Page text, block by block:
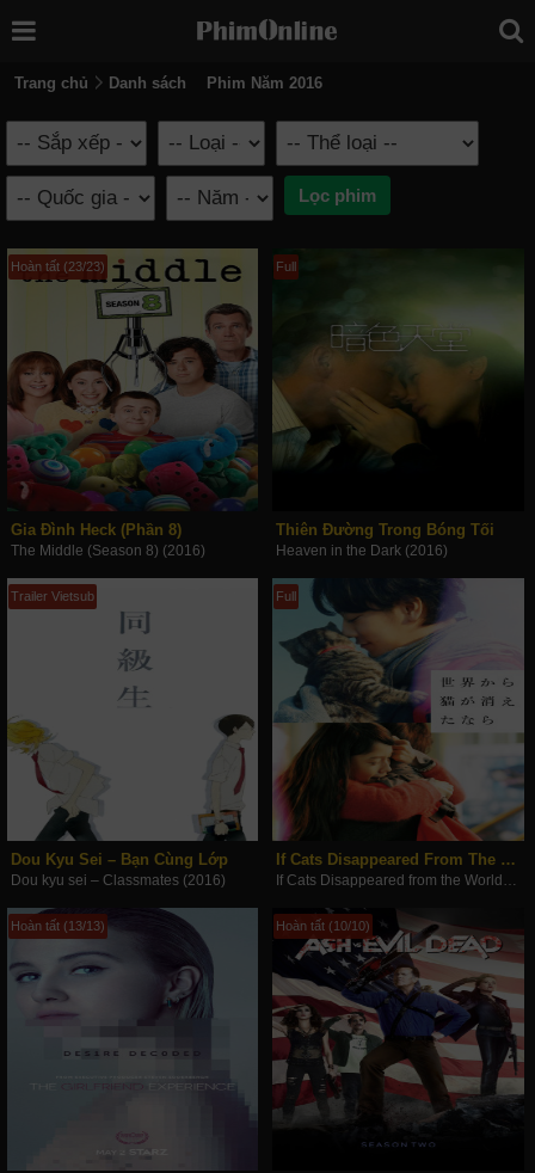
Trang chủ Danh sách Phim Năm 2016
Hoàn tất (23/23)
Gia Đình Heck (Phần 8)
The Middle (Season 8) (2016)
Full
Thiên Đường Trong Bóng Tối
Heaven in the Dark (2016)
Trailer Vietsub
Dou Kyu Sei – Bạn Cùng Lớp
Dou kyu sei – Classmates (2016)
Full
If Cats Disappeared From The World
If Cats Disappeared from the World (2016)
Hoàn tất (13/13) Hoàn tất (10/10)